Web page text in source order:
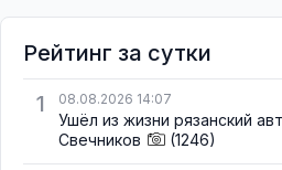
Рейтинг за сутки
1
08.08.2026 14:07
Ушёл из жизни рязанский
Свечников
(1246)